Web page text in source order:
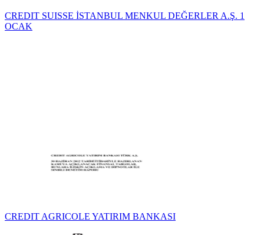
CREDIT SUISSE İSTANBUL MENKUL DEĞERLER A.Ş. 1
OCAK
CREDIT AGRICOLE YATIRIM BANKASI